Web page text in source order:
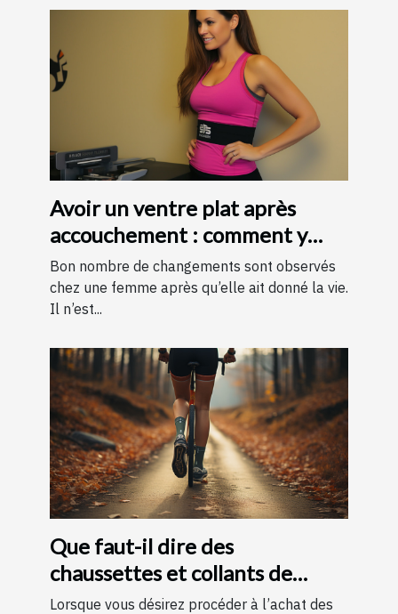
Avoir un ventre plat après
accouchement : comment y
parvenir ?
Bon nombre de changements sont observés
chez une femme après qu’elle ait donné la vie.
Il n’est...
Que faut-il dire des
chaussettes et collants de
contention ?
Lorsque vous désirez procéder à l’achat des